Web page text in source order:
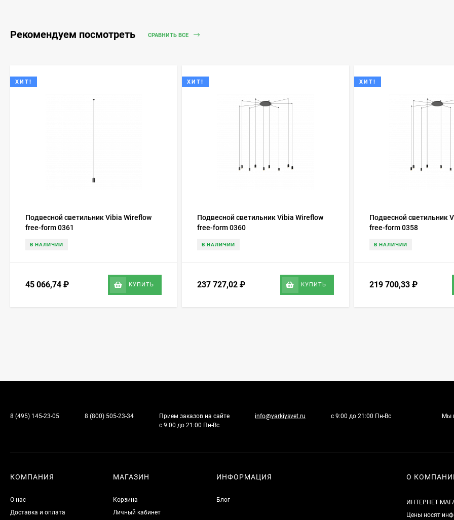
Рекомендуем посмотреть СРАВНИТЬ ВСЕ
ХИТ!
Подвесной светильник Vibia Wireflow
free-form 0361
В НАЛИЧИИ
45 066,74 ₽ КУПИТЬ
ХИТ!
Подвесной светильник Vibia Wireflow
free-form 0360
В НАЛИЧИИ
237 727,02₽ КУПИТЬ
ХИТ!
Подвесной светильник
free-form 0358
В НАЛИЧИИ
219 700,33 ₽
8 (495) 145-23-05 8 (800) 505-23-34
Прием заказов на сайте
с 9:00 до 21:00 Пн-Вс
info@yarkiysvet.ru с 9:00 до 21:00 Пн-Вс Мы
КОМПАНИЯ
О нас
Доставка и оплата
МАГАЗИН
Корзина
Личный кабинет
ИНФОРМАЦИЯ
Блог
О
ИНТЕРНЕТ
Цены носят